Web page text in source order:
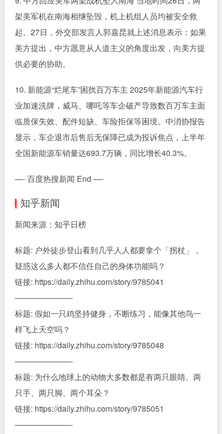
架美军机在南海相继坠毁，机上机组人员均被安全救
起。27日，外交部发言人郭嘉昆就上述消息表示：如果
美方提出，中方愿意从人道主义的角度出发，向美方提
供必要的协助。
10. 新能源“烂尾车”困扰百万车主 2025年新能源汽车行
业加速洗牌，威马、哪吒等车企破产导致数百万车主面
临质保失效、配件短缺、车险拒保等困境。中消协报告
显示，车企退市后售后无保障已成为投诉焦点，上半年
全国新能源车销量达693.7万辆，同比增长40.3%。
—- 百度热搜新闻 End —-
知乎新闻
新闻来源：知乎日榜
标题: 户外徒步登山看到几乎人人都要拿个「拐杖」，
疑惑这么多人都不信任自己的身体功能吗？
链接: https://daily.zhihu.com/story/9785041
———————-
标题: 假如一只鸡坚持健身，不断练习，能像其他鸟一
样飞上天空吗？
链接: https://daily.zhihu.com/story/9785048
———————-
标题: 为什么地球上的动物大多数都是有两只眼睛、两
只手、两只脚、两个耳朵？
链接: https://daily.zhihu.com/story/9785051
———————-